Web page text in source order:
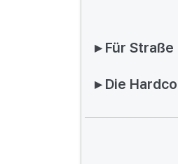
▸ Für
▸ Die